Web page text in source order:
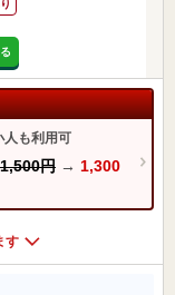
も利用可
1,500円 → 1,300
す